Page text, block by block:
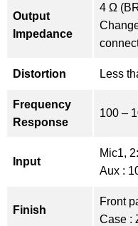
Output
Impedance
4 Ω
Distortion Less
Frequency
Response
100 –
Input
Mic1,
Aux :
Finish
Front
Case :